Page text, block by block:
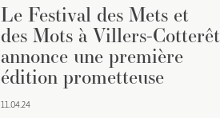
Le Festival des Mets et
des Mots à Villers-Cotterêt
annonce une première
édition prometteuse
11.04.24